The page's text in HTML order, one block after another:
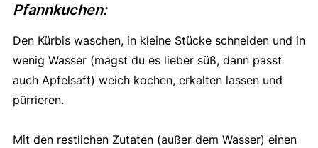
Pfannkuchen:
Den Kürbis waschen, in kleine Stücke schneiden und in
wenig Wasser (magst du es lieber süß, dann passt
auch Apfelsaft) weich kochen, erkalten lassen und
pürrieren.
Mit den restlichen Zutaten (außer dem Wasser) einen